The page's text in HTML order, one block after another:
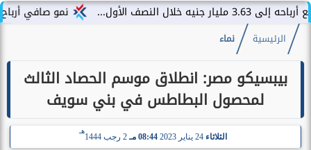
نمو صافي أرباح ” فاليو” بنسبة 43% ليصل إلى 486 مليون
الرئيسية نماء
بيبسيكو مصر: انطلاق موسم الحصاد الثالث
لمحصول البطاطس في بني سويف
الثلاثاء 24 يناير 2023 08:44 مـ 2 رجب 1444
هـ